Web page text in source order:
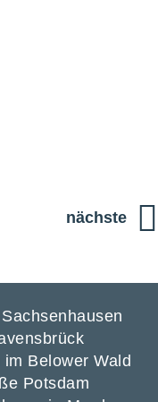
nächste
Belower Wald
Potsdam